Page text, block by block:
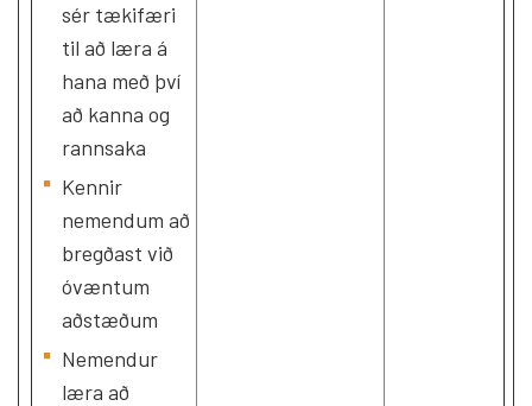
sér tækifæri
til að læra á
hana með því
að kanna og
rannsaka
Kennir
nemendum að
bregðast við
óvæntum
aðstæðum
Nemendur
læra að